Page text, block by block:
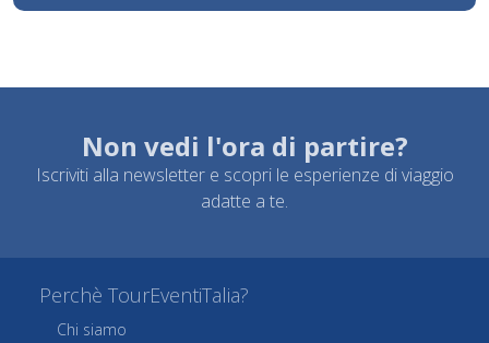
Non vedi l'ora di partire?
Iscriviti alla newsletter e scopri le esperienze di viaggio
adatte a te.
Perchè TourEventiTalia?
Chi siamo